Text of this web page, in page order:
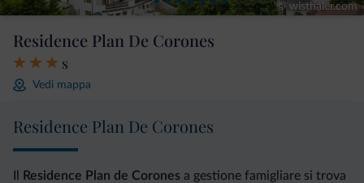
© wisthaler.com
Residence Plan De Corones
s
Vedi mappa
Residence Plan De Corones
Residence Plan de Corones a gestione famigliare si trova